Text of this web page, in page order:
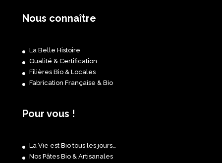
Nous connaître
La Belle Histoire
Qualité & Certification
Filières Bio & Locales
Fabrication Française & Bio
Pour vous !
La Vie est Bio tous les jours…
Nos Pâtes Bio & Artisanales